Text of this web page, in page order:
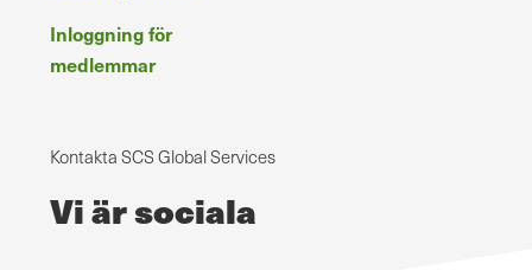
Inloggning för
medlemmar
Kontakta SCS Global Services
Vi är sociala